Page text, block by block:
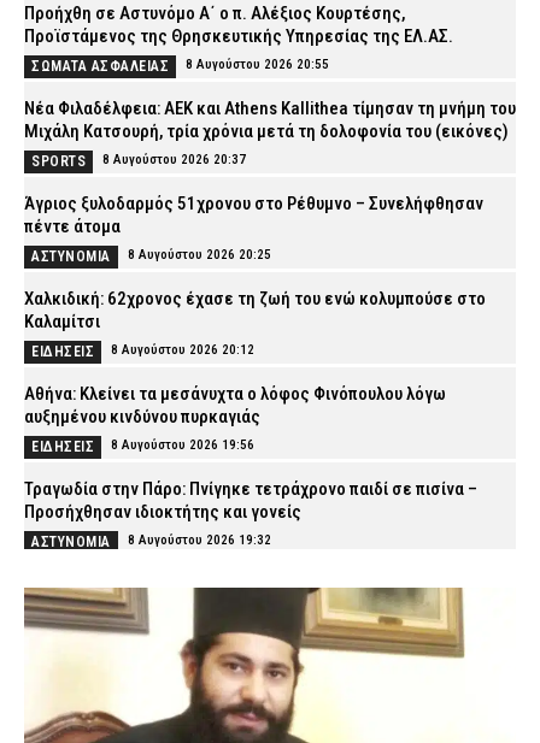
Προήχθη σε Αστυνόμο Α΄ ο π. Αλέξιος Κουρτέσης,
Προϊστάμενος της Θρησκευτικής Υπηρεσίας της ΕΛ.ΑΣ.
ΣΩΜΑΤΑ ΑΣΦΑΛΕΙΑΣ 8 Αυγούστου 2026 20:55
Νέα Φιλαδέλφεια: ΑΕΚ και Athens Kallithea τίμησαν τη μνήμη του
Μιχάλη Κατσουρή, τρία χρόνια μετά τη δολοφονία του (εικόνες)
SPORTS 8 Αυγούστου 2026 20:37
Άγριος ξυλοδαρμός 51χρονου στο Ρέθυμνο – Συνελήφθησαν
πέντε άτομα
ΑΣΤΥΝΟΜΙΑ 8 Αυγούστου 2026 20:25
Χαλκιδική: 62χρονος έχασε τη ζωή του ενώ κολυμπούσε στο
Καλαμίτσι
ΕΙΔΗΣΕΙΣ 8 Αυγούστου 2026 20:12
Αθήνα: Κλείνει τα μεσάνυχτα ο λόφος Φινόπουλου λόγω
αυξημένου κινδύνου πυρκαγιάς
ΕΙΔΗΣΕΙΣ 8 Αυγούστου 2026 19:56
Τραγωδία στην Πάρο: Πνίγηκε τετράχρονο παιδί σε πισίνα –
Προσήχθησαν ιδιοκτήτης και γονείς
ΑΣΤΥΝΟΜΙΑ 8 Αυγούστου 2026 19:32
Συναγερμός για φωτιά στη Μικρή Βίγλα Νάξου – Σηκώθηκε
ελικόπτερο
ΕΙΔΗΣΕΙΣ 8 Αυγούστου 2026 19:27
Φωτιά στην Αττικοβοιωτία: Πώς οργανώθηκε η επιχείρηση
διάσωσης και εκκένωσης πολιτών
ΕΙΔΗΣΕΙΣ 8 Αυγούστου 2026 19:11